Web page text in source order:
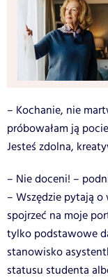
– Kochanie, nie
próbowałam ją
Jesteś zdolna,
– Nie doceni! –
– Wszędzie pytają
spojrzeć na moje
tylko podstawowe
stanowisko
statusu studenta